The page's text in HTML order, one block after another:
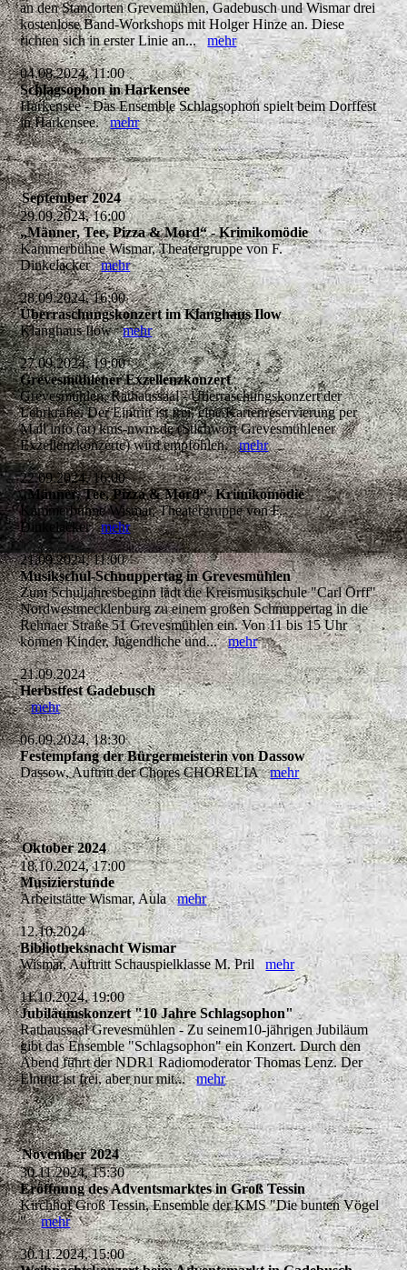
an den Standorten Grevemühlen, Gadebusch und Wismar drei
kostenlose Band-Workshops mit Holger Hinze an. Diese
richten sich in erster Linie an...mehr
04.08.2024, 11:00
Schlagsophon in Harkensee
Harkensee - Das Ensemble Schlagsophon spielt beim Dorffest
in Harkensee.mehr
September 2024
29.09.2024, 16:00
„Männer, Tee, Pizza & Mord“ - Krimikomödie
Kammerbühne Wismar, Theatergruppe von F.
Dinkelackermehr
28.09.2024, 16:00
Überraschungskonzert im Klanghaus Ilow
Klanghaus Ilowmehr
27.09.2024, 19:00
Grevesmühlener Exzellenzkonzert
Grevesmühlen, Rathaussaal - Überraschungskonzert der
Lehrkräfte. Der Eintritt ist frei, eine Kartenreservierung per
Mail info (at) kms-nwm.de (Stichwort Grevesmühlener
Exzellenzkonzerte) wird empfohlen.mehr
22.09.2024, 16:00
„Männer, Tee, Pizza & Mord“- Krimikomödie
Kammerbühne Wismar, Theatergruppe von F.
Dinkelackermehr
21.09.2024, 11:00
Musikschul-Schnuppertag in Grevesmühlen
Zum Schuljahresbeginn lädt die Kreismusikschule "Carl Orff"
Nordwestmecklenburg zu einem großen Schnuppertag in die
Rehnaer Straße 51 Grevesmühlen ein. Von 11 bis 15 Uhr
können Kinder, Jugendliche und...mehr
21.09.2024
Herbstfest Gadebusch
mehr
06.09.2024, 18:30
Festempfang der Bürgermeisterin von Dassow
Dassow, Auftritt der Chores CHORELIAmehr
Oktober 2024
18.10.2024, 17:00
Musizierstunde
Arbeitstätte Wismar, Aulamehr
12.10.2024
Bibliotheksnacht Wismar
Wismar, Auftritt Schauspielklasse M. Prilmehr
11.10.2024, 19:00
Jubiläumskonzert "10 Jahre Schlagsophon"
Rathaussaal Grevesmühlen - Zu seinem10-jährigen Jubiläum
gibt das Ensemble "Schlagsophon" ein Konzert. Durch den
Abend führt der NDR1 Radiomoderator Thomas Lenz. Der
Eintritt ist frei, aber nur mit...mehr
November 2024
30.11.2024, 15:30
Eröffnung des Adventsmarktes in Groß Tessin
Kirchhof Groß Tessin, Ensemble der KMS "Die bunten Vögel
"mehr
30.11.2024, 15:00